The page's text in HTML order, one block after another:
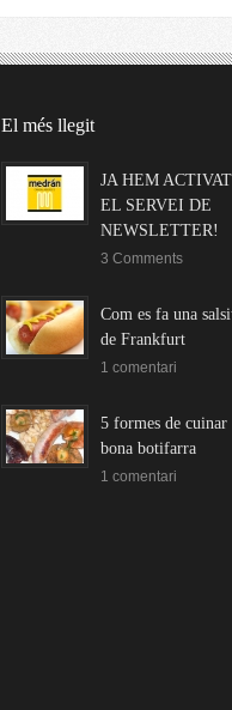
El més llegit
JA HEM ACTIVAT
EL SERVEI DE
NEWSLETTER!
3 Comments
Com es fa una
de Frankfurt
1 comentari
5 formes de cuinar
bona botifarra
1 comentari